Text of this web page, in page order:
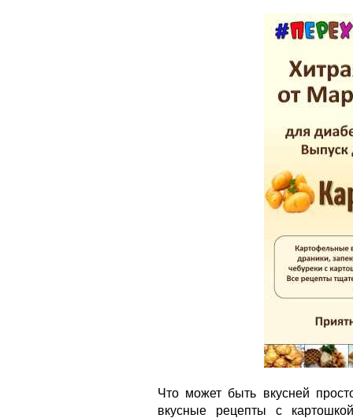
Что может быть вкусней
вкусные рецепты с